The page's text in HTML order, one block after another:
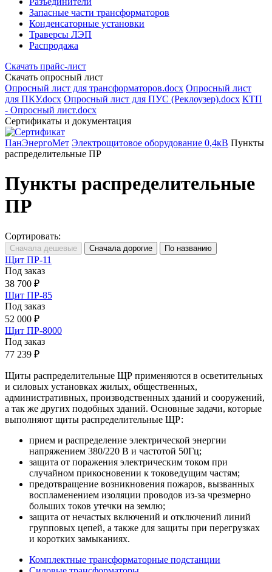
Запасные части трансформаторов
Конденсаторные установки
Траверсы ЛЭП
Распродажа
Скачать прайс-лист
Скачать опросный лист
Опросный лист для трансформаторов.docx Опросный лист
для ПКУ.docx Опросный лист для ПУС (Реклоузер).docx КТП
- Опросный лист.docx
Сертификаты и документация
ПанЭнергоМет Электрощитовое оборудование 0,4кВ Пункты
распределительные ПР
Пункты распределительные
ПР
Сортировать:
Щит ПР-11
Под заказ
38 700 ₽
Щит ПР-85
Под заказ
52 000 ₽
Щит ПР-8000
Под заказ
77 239 ₽
Щиты распределительные ЩР применяются в осветительных
и силовых установках жилых, общественных,
административных, производственных зданий и сооружений,
а так же других подобных зданий. Основные задачи, которые
выполняют щиты распределительные ЩР:
прием и распределение электрической энергии
напряжением 380/220 В и частотой 50Гц;
защита от поражения электрическим током при
случайном прикосновении к токоведущим частям;
предотвращение возникновения пожаров, вызванных
воспламенением изоляции проводов из-за чрезмерно
больших токов утечки на землю;
защита от нечастых включений и отключений линий
групповых цепей, а также для защиты при перегрузках
и коротких замыканиях.
Комплектные трансформаторные подстанции